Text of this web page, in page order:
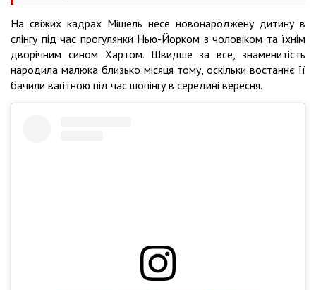
На свіжих кадрах Мішель несе новонароджену дитину в
слінгу під час прогулянки Нью-Йорком з чоловіком та їхнім
дворічним сином Хартом. Швидше за все, знаменитість
народила малюка близько місяця тому, оскільки востаннє її
бачили вагітною під час шопінгу в середині вересня.